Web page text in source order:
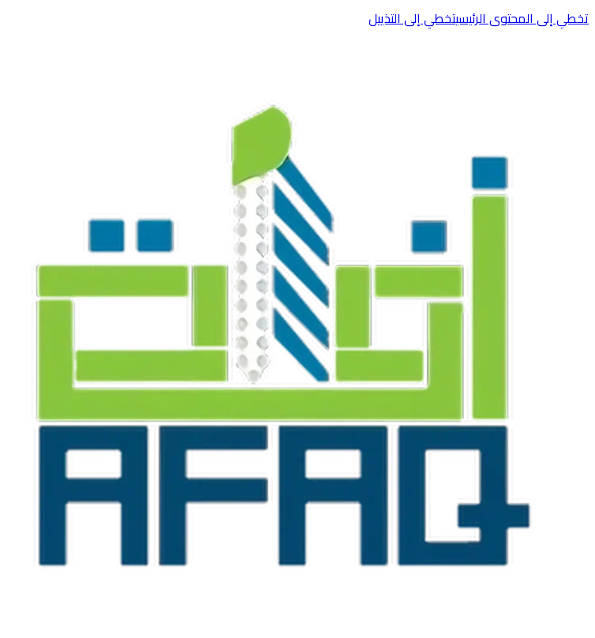
تخطي إلى المحتوى الرئيسيتخطي إلى التذييل